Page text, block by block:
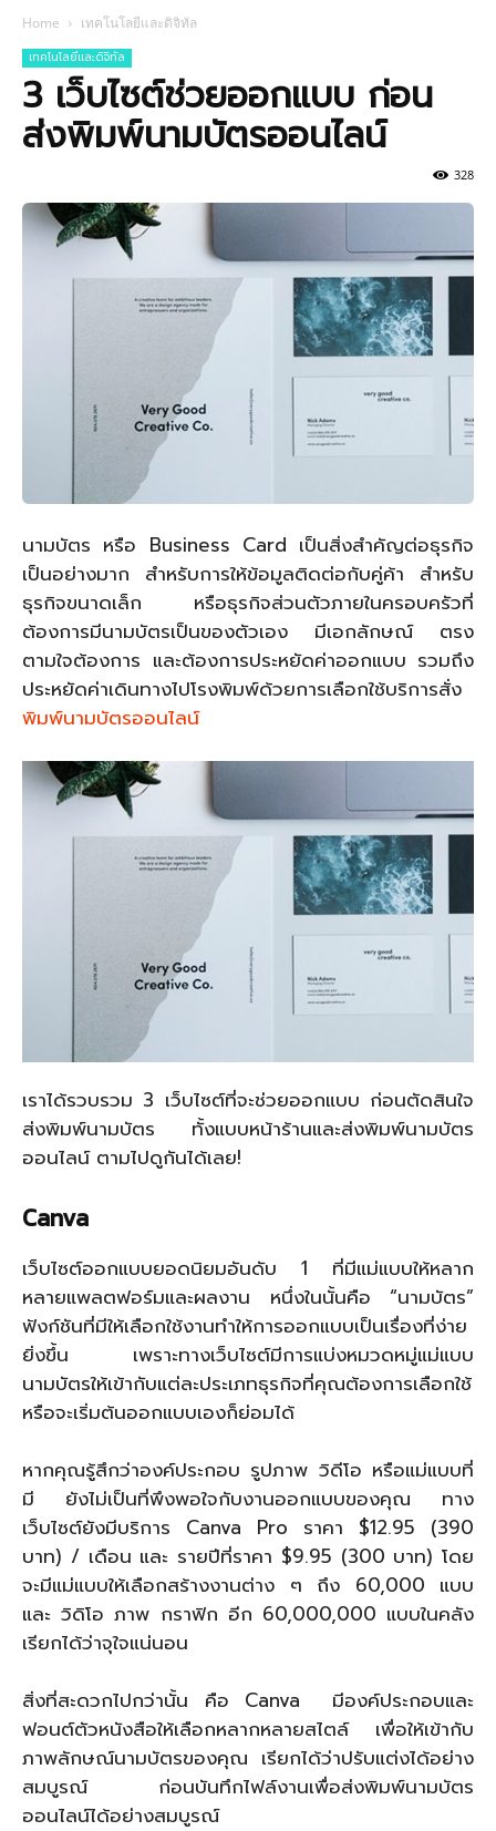
Home เทคโนโลยีและดิจิทัล
เทคโนโลยีและดิจิทัล
3 เว็บไซต์ช่วยออกแบบ ก่อน
ส่งพิมพ์นามบัตรออนไลน์
328
นามบัตร หรือ Business Card เป็นสิ่งสำคัญต่อธุรกิจ
เป็นอย่างมาก สำหรับการให้ข้อมูลติดต่อกับคู่ค้า สำหรับ
ธุรกิจขนาดเล็ก หรือธุรกิจส่วนตัวภายในครอบครัวที่
ต้องการมีนามบัตรเป็นของตัวเอง มีเอกลักษณ์ ตรง
ตามใจต้องการ และต้องการประหยัดค่าออกแบบ รวมถึง
ประหยัดค่าเดินทางไปโรงพิมพ์ด้วยการเลือกใช้บริการสั่ง
พิมพ์นามบัตรออนไลน์
เราได้รวบรวม 3 เว็บไซต์ที่จะช่วยออกแบบ ก่อนตัดสินใจ
ส่งพิมพ์นามบัตร ทั้งแบบหน้าร้านและส่งพิมพ์นามบัตร
ออนไลน์ ตามไปดูกันได้เลย!
Canva
เว็บไซต์ออกแบบยอดนิยมอันดับ 1 ที่มีแม่แบบให้หลาก
หลายแพลตฟอร์มและผลงาน หนึ่งในนั้นคือ “นามบัตร”
ฟังก์ชันที่มีให้เลือกใช้งานทำให้การออกแบบเป็นเรื่องที่ง่าย
ยิ่งขึ้น เพราะทางเว็บไซต์มีการแบ่งหมวดหมู่แม่แบบ
นามบัตรให้เข้ากับแต่ละประเภทธุรกิจที่คุณต้องการเลือกใช้
หรือจะเริ่มต้นออกแบบเองก็ย่อมได้
หากคุณรู้สึกว่าองค์ประกอบ รูปภาพ วิดีโอ หรือแม่แบบที่
มี ยังไม่เป็นที่พึงพอใจกับงานออกแบบของคุณ ทาง
เว็บไซต์ยังมีบริการ Canva Pro ราคา $12.95 (390
บาท) / เดือน และ รายปีที่ราคา $9.95 (300 บาท) โดย
จะมีแม่แบบให้เลือกสร้างงานต่าง ๆ ถึง 60,000 แบบ
และ วิดิโอ ภาพ กราฟิก อีก 60,000,000 แบบในคลัง
เรียกได้ว่าจุใจแน่นอน
สิ่งที่สะดวกไปกว่านั้น คือ Canva มีองค์ประกอบและ
ฟอนต์ตัวหนังสือให้เลือกหลากหลายสไตล์ เพื่อให้เข้ากับ
ภาพลักษณ์นามบัตรของคุณ เรียกได้ว่าปรับแต่งได้อย่าง
สมบูรณ์ ก่อนบันทึกไฟล์งานเพื่อส่งพิมพ์นามบัตร
ออนไลน์ได้อย่างสมบูรณ์